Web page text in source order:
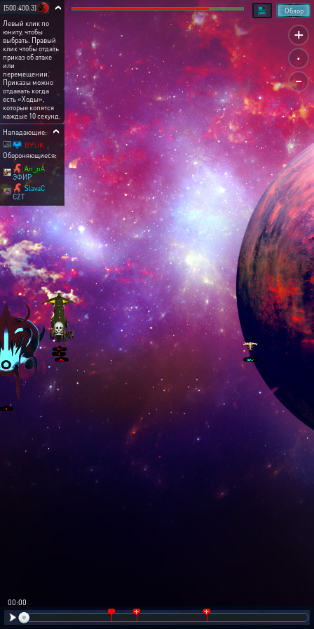
+
.
-
Обзор
[500:400:3]
Левый клик по
юниту, чтобы
выбрать. Правый
клик чтобы отдать
приказ об атаке
или
перемещении.
Приказы можно
отдавать когда
есть «Ходы»,
которые копятся
каждые 10 секунд.
Нападающие:
BYSIK
Обороняющиеся:
An_nA
ЭФИР
SlavaC
CZT
00:01